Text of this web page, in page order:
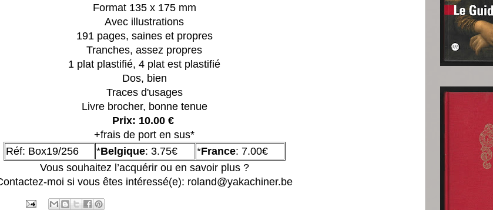
Format 135 x 175 mm
Avec illustrations
191 pages, saines et propres
Tranches, assez propres
1 plat plastifié, 4 plat est plastifié
Dos, bien
Traces d'usages
Livre brocher, bonne tenue
Prix: 10.00 €
+frais de port en sus*
Réf: Box19/256
*Belgique: 3.75€ *France: 7.00€
Vous souhaitez l’acquérir ou en savoir plus ?
moi si vous êtes intéressé(e): roland@yakachiner.be